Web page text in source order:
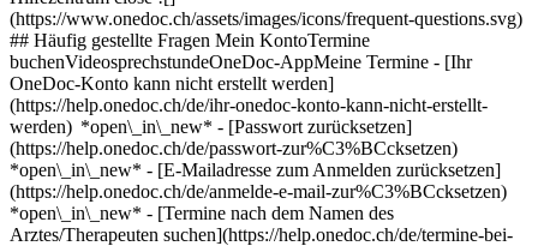
(https://www.onedoc.ch/assets/images/icons/frequent-questions.svg)
## Häufig gestellte Fragen Mein KontoTermine
buchenVideosprechstundeOneDoc-AppMeine Termine - [Ihr
OneDoc-Konto kann nicht erstellt werden]
(https://help.onedoc.ch/de/ihr-onedoc-konto-kann-nicht-erstellt-
werden) *open\_in\_new* - [Passwort zurücksetzen]
(https://help.onedoc.ch/de/passwort-zur%C3%BCcksetzen)
*open\_in\_new* - [E-Mailadresse zum Anmelden zurücksetzen]
(https://help.onedoc.ch/de/anmelde-e-mail-zur%C3%BCcksetzen)
*open\_in\_new* - [Termine nach dem Namen des
Arztes/Therapeuten suchen](https://help.onedoc.ch/de/termine-bei-